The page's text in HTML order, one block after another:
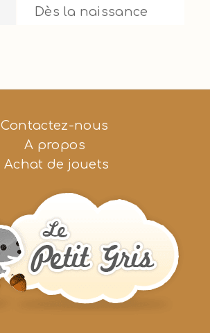
Dès la naissance
Contactez-nous
A propos
Achat de jouets